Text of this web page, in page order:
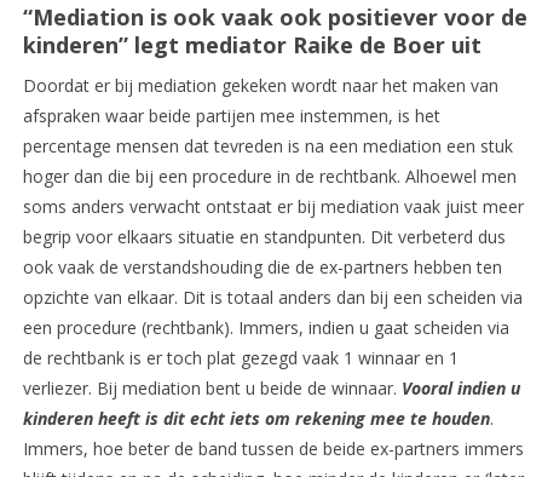
“Mediation is ook vaak ook positiever voor de
kinderen” legt mediator Raike de Boer uit
Doordat er bij mediation gekeken wordt naar het maken van
afspraken waar beide partijen mee instemmen, is het
percentage mensen dat tevreden is na een mediation een stuk
hoger dan die bij een procedure in de rechtbank. Alhoewel men
soms anders verwacht ontstaat er bij mediation vaak juist meer
begrip voor elkaars situatie en standpunten. Dit verbeterd dus
ook vaak de verstandshouding die de ex-partners hebben ten
opzichte van elkaar. Dit is totaal anders dan bij een scheiden via
een procedure (rechtbank). Immers, indien u gaat scheiden via
de rechtbank is er toch plat gezegd vaak 1 winnaar en 1
verliezer. Bij mediation bent u beide de winnaar. Vooral indien u
kinderen heeft is dit echt iets om rekening mee te houden.
Immers, hoe beter de band tussen de beide ex-partners immers